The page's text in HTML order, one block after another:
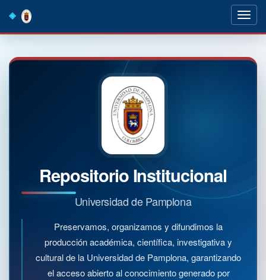
navigation
Repositorio Institucional
Universidad de Pamplona
Preservamos, organizamos y difundimos la
producción académica, científica, investigativa y
cultural de la Universidad de Pamplona, garantizando
el acceso abierto al conocimiento generado por